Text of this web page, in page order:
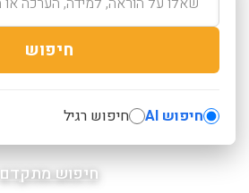
חיפוש
חיפוש AI חיפוש רגיל
חיפוש מתקדם